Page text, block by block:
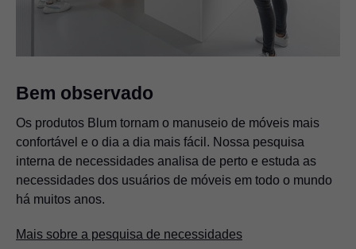
Bem observado
Os produtos Blum tornam o manuseio de móveis mais
confortável e o dia a dia mais fácil. Nossa pesquisa
interna de necessidades analisa de perto e estuda as
necessidades dos usuários de móveis em todo o mundo
há muitos anos.
Mais sobre a pesquisa de necessidades